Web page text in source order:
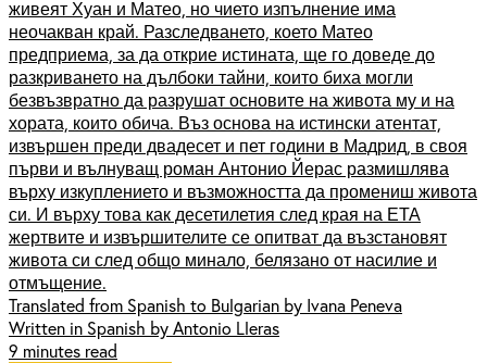
живеят Хуан и Матео, но чието изпълнение има
неочакван край. Разследването, което Матео
предприема, за да открие истината, ще го доведе до
разкриването на дълбоки тайни, които биха могли
безвъзвратно да разрушат основите на живота му и на
хората, които обича. Въз основа на истински атентат,
извършен преди двадесет и пет години в Мадрид, в своя
първи и вълнуващ роман Антонио Йерас размишлява
върху изкуплението и възможността да промениш живота
си. И върху това как десетилетия след края на ЕТА
жертвите и извършителите се опитват да възстановят
живота си след общо минало, белязано от насилие и
отмъщение.
Translated from Spanish to Bulgarian by Ivana Peneva
Written in Spanish by Antonio Lleras
9 minutes read